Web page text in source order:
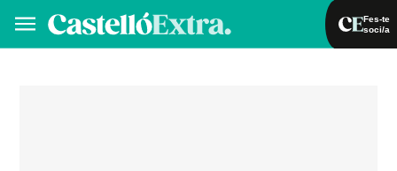
Fes-te
soci/a